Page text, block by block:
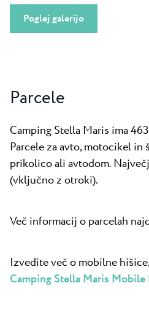
Poglej galerijo
Parcele
Camping Stella Maris ima
Parcele za avto, motocikel in
prikolico ali avtodom.
(vključno z otroki).
Več informacij o parcelah
Izvedite več o mobilne
Camping Stella Maris Mobile